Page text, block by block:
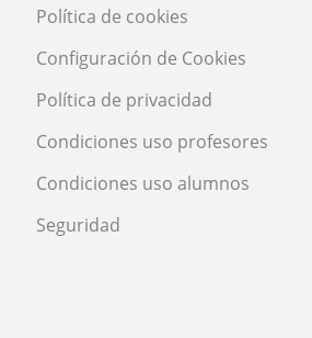
Política de cookies
Configuración de Cookies
Política de privacidad
Condiciones uso profesores
Condiciones uso alumnos
Seguridad